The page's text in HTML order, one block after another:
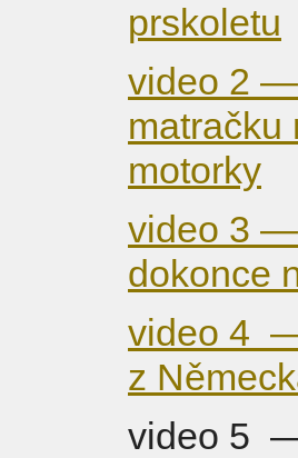
prskoletu
video 2
matračku
motorky
video 3
dokonce
video 4
z
video 5